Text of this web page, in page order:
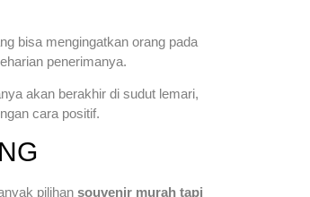
bisa mengingatkan orang pada
penerimanya.
akan berakhir di sudut lemari,
cara positif.
pilihan souvenir murah tapi